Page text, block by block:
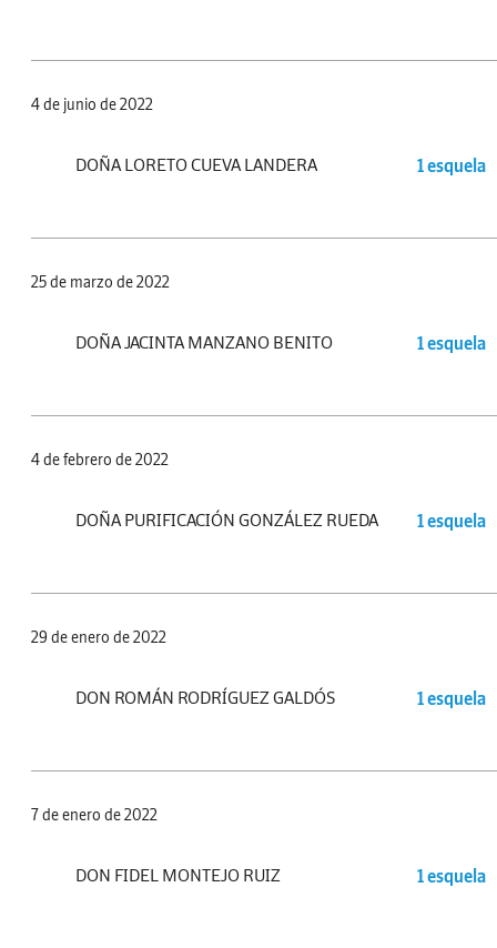
4 de junio de 2022
DOÑA LORETO CUEVA LANDERA 1 esquela
25 de marzo de 2022
DOÑA JACINTA MANZANO BENITO 1 esquela
4 de febrero de 2022
DOÑA PURIFICACIÓN GONZÁLEZ RUEDA 1 esquela
29 de enero de 2022
DON ROMÁN RODRÍGUEZ GALDÓS 1 esquela
7 de enero de 2022
DON FIDEL MONTEJO RUIZ 1 esquela